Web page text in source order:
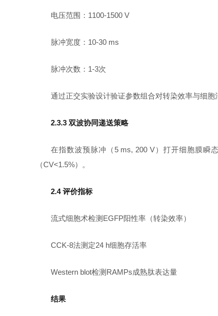
电压范围：1100-1500 V
脉冲宽度：10-30 ms
脉冲次数：1-3次
通过正交实验设计验证参数组合对转染效率与细胞
2.3.3 双波协同递送策略
在指数波预脉冲（5 ms, 200 V）打开细胞膜瞬
（CV<1.5%）。
2.4 评价指标
流式细胞术检测EGFP阳性率（转染效率）
CCK-8法测定24 h细胞存活率
Western blot检测RAMPs成熟肽表达量
结果